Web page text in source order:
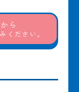
ら
ください。